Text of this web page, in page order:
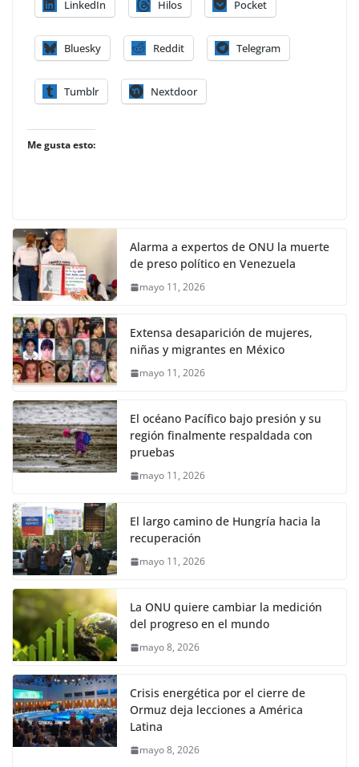
LinkedIn Hilos Pocket
Bluesky Reddit Telegram
Tumblr Nextdoor
Me gusta esto:
Alarma a expertos de ONU la muerte
de preso político en Venezuela
mayo 11, 2026
Extensa desaparición de mujeres,
niñas y migrantes en México
mayo 11, 2026
El océano Pacífico bajo presión y su
región finalmente respaldada con
pruebas
mayo 11, 2026
El largo camino de Hungría hacia la
recuperación
mayo 11, 2026
La ONU quiere cambiar la medición
del progreso en el mundo
mayo 8, 2026
Crisis energética por el cierre de
Ormuz deja lecciones a América
Latina
mayo 8, 2026